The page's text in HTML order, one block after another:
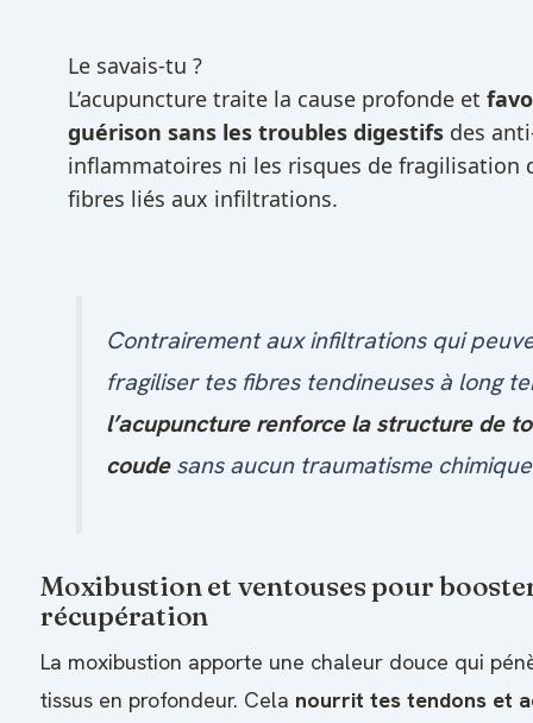
Le savais-tu ?
L’acupuncture traite la cause profonde et
guérison sans les troubles digestifsdes
inflammatoires ni les risques de fragilisation
fibres liés aux infiltrations.
Contrairement aux infiltrations qui
fragiliser tes fibres tendineuses à long
l’acupuncture renforce la structure de
coudesans aucun traumatisme
Moxibustion et ventouses pour
récupération
La moxibustion apporte une chaleur douce qui
tissus en profondeur. Cela nourrit tes tendons et